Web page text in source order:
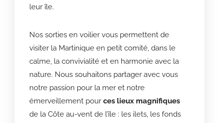
leur île.
Nos sorties en voilier vous permettent de
visiter la Martinique en petit comité, dans le
calme, la convivialité et en harmonie avec la
nature. Nous souhaitons partager avec vous
notre passion pour la mer et notre
émerveillement pour ces lieux magnifiques
de la Côte au-vent de l’île : les ilets, les fonds